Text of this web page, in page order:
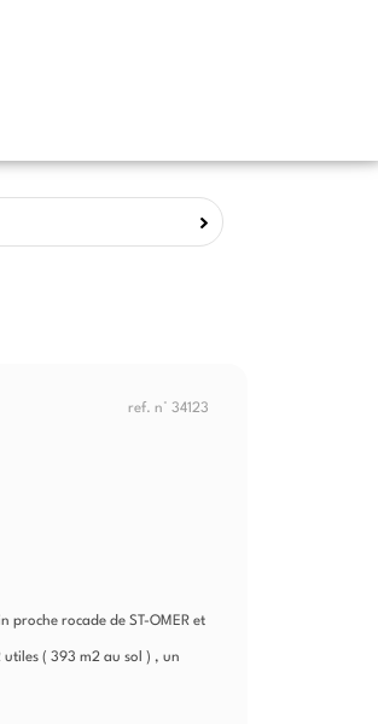
ref. n° 34123
rocade de ST-OMER et
( 393 m2 au sol ) , un